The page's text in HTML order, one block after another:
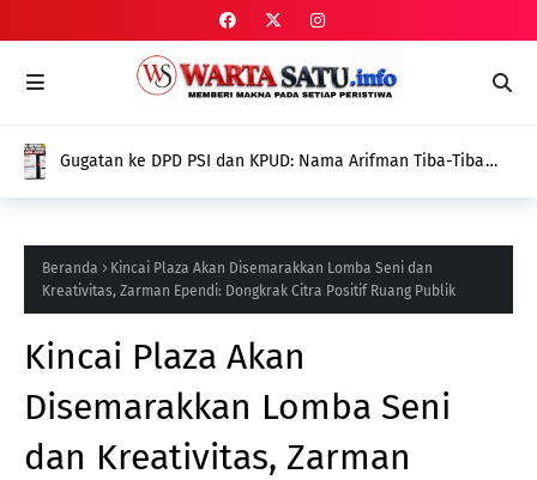
Gugatan ke DPD PSI dan KPUD: Nama Arifman Tiba-Tiba
Beranda
Kincai Plaza Akan Disemarakkan Lomba Seni dan
Kreativitas, Zarman Ependi: Dongkrak Citra Positif Ruang Publik
Kincai Plaza Akan
Disemarakkan Lomba Seni
dan Kreativitas, Zarman